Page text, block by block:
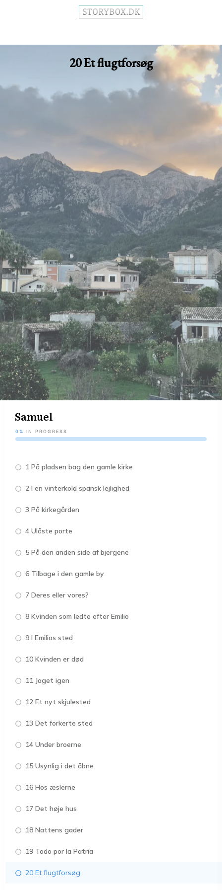
20 Et flugtforsøg
Samuel
0% IN PROGRESS
1 På pladsen bag den gamle kirke
2 I en vinterkold spansk lejlighed
3 På kirkegården
4 Ulåste porte
5 På den anden side af bjergene
6 Tilbage i den gamle by
7 Deres eller vores?
8 Kvinden som ledte efter Emilio
9 I Emilios sted
10 Kvinden er død
11 Jaget igen
12 Et nyt skjulested
13 Det forkerte sted
14 Under broerne
15 Usynlig i det åbne
16 Hos æslerne
17 Det høje hus
18 Nattens gader
19 Todo por la Patria
20 Et flugtforsøg